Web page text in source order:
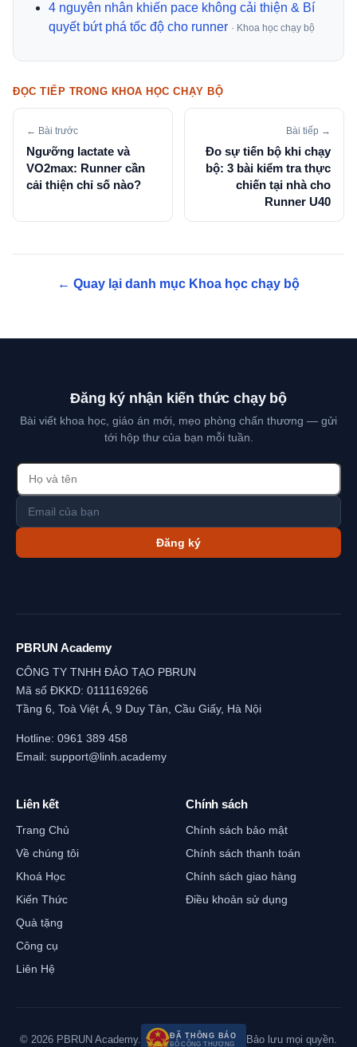
4 nguyên nhân khiến pace không cải thiện & Bí
quyết bứt phá tốc độ cho runner · Khoa học chạy bộ
ĐỌC TIẾP TRONG KHOA HỌC CHẠY BỘ
← Bài trước
Ngưỡng lactate và
VO2max: Runner cần
cải thiện chỉ số nào?
Bài tiếp →
Đo sự tiến bộ khi chạy
bộ: 3 bài kiểm tra thực
chiến tại nhà cho
Runner U40
← Quay lại danh mục Khoa học chạy bộ
Đăng ký nhận kiến thức chạy bộ
Bài viết khoa học, giáo án mới, mẹo phòng chấn thương — gửi
tới hộp thư của bạn mỗi tuần.
Đăng ký
PBRUN Academy
CÔNG TY TNHH ĐÀO TẠO PBRUN
Mã số ĐKKD: 0111169266
Tầng 6, Toà Việt Á, 9 Duy Tân, Cầu Giấy, Hà Nội
Hotline: 0961 389 458
Email: support@linh.academy
Liên kết
Trang Chủ
Về chúng tôi
Khoá Học
Kiến Thức
Quà tặng
Công cụ
Liên Hệ
Chính sách
Chính sách bảo mật
Chính sách thanh toán
Chính sách giao hàng
Điều khoản sử dụng
© 2026 PBRUN Academy. ĐÃ THÔNG BÁO
BỘ CÔNG THƯƠNG Bảo lưu mọi quyền.